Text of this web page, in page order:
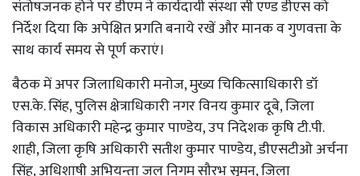
संतोषजनक होने पर डीएम ने कार्यदायी संस्था सी एण्ड डीएस को
निर्देश दिया कि अपेक्षित प्रगति बनाये रखें और मानक व गुणवत्ता के
साथ कार्य समय से पूर्ण कराएं।
बैठक में अपर जिलाधिकारी मनोज, मुख्य चिकित्साधिकारी डॉ
एस.के. सिंह, पुलिस क्षेत्राधिकारी नगर विनय कुमार दूबे, जिला
विकास अधिकारी महेन्द्र कुमार पाण्डेय, उप निदेशक कृषि टी.पी.
शाही, जिला कृषि अधिकारी सतीश कुमार पाण्डेय, डीएसटीओ अर्चना
सिंह, अधिशाषी अभियन्ता जल निगम सौरभ सुमन, जिला